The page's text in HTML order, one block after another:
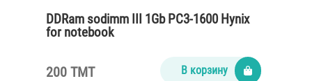
DDRam sodimm III 1Gb PC3-1600 Hynix
for notebook
200 TMT В корзину